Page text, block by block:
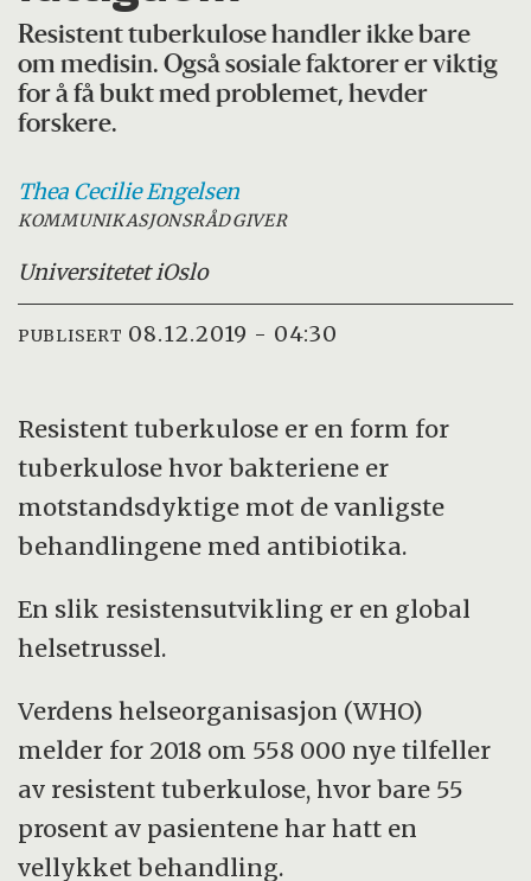
Resistent tuberkulose handler ikke bare
om medisin. Også sosiale faktorer er viktig
for å få bukt med problemet, hevder
forskere.
Thea CecilieEngelsen
KOMMUNIKASJONSRÅDGIVER
Universitetet iOslo
PUBLISERT 08.12.2019 - 04:30
Resistent tuberkulose er en form for
tuberkulose hvor bakteriene er
motstandsdyktige mot de vanligste
behandlingene med antibiotika.
En slik resistensutvikling er en global
helsetrussel.
Verdens helseorganisasjon (WHO)
melder for 2018 om 558 000 nye tilfeller
av resistent tuberkulose, hvor bare 55
prosent av pasientene har hatt en
vellykket behandling.